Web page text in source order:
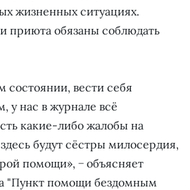
жизненных ситуациях.
приюта обязаны соблюдать
состоянии, вести себя
у нас в журнале всё
какие-либо жалобы на
будут сёстры милосердия,
помощи», − объясняет
"Пункт помощи бездомным